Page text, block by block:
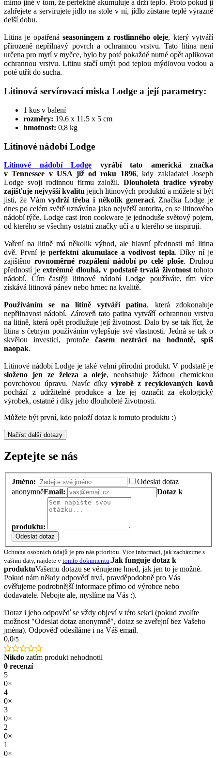
mimo jiné v tom, že perfektně akumuluje a drží teplo. Proto pokud ji
zahřejete a servírujete jídlo na stole v ní, jídlo zůstane teplé výrazně
delší dobu.
Litina je opatřenáseasoningem z rostlinného oleje, který vytváří
přirozeně nepřilnavý povrch a ochrannou vrstvu. Tato litina není
určena pro mytí v myčce, bylo by poté pokaždé nutné opět aplikovat
ochrannou vrstvu. Litinu stačí umýt pod teplou mýdlovou vodou a
poté utřít do sucha.
Litinová servírovací miska Lodge a její parametry:
1 kus v balení
rozměry: 19,6 x 11,5 x 5 cm
hmotnost: 0,8 kg
Litinové nádobí Lodge
Litinové nádobí Lodge vyrábí tato americká značka
v Tennessee v USA již od roku 1896, kdy zakladatel Joseph
Lodge svoji rodinnou firmu založil. Dlouholetá tradice výroby
zajišťuje nejvyšší kvalitu jejich litinových produktů a můžete si být
jisti, že Vámvydrží třeba i několik generací. Značka Lodge je
dnes po celém světě uznávána jako největší autorita, co se litinového
nádobí týče. Lodge cast iron cookware je jednoduše světový pojem,
od kterého se všechny ostatní značky učí a u kterého se inspirují.
Vaření na litině má několik výhod, ale hlavní přednosti má litina
dvě. První jeperfektní akumulace a vodivost tepla. Díky ní je
zajištěno rovnoměrné rozpálení nádobí po celé ploše. Druhou
předností je extrémně dlouhá, v podstatě trvalá životnosttohoto
nádobí. Čím častěji litinové nádobí Lodge používáte, tím více
získává litinová pánev nebo hrnec na kvalitě.
Používáním se na litině vytváří patina, která zdokonaluje
nepřilnavost nádobí. Zároveň tato patina vytváří ochrannou vrstvu
na litině, která opět prodlužuje její životnost. Dalo by se tak říct, že
litina s četným používáním vylepšuje své vlastnosti. Jedná se tak o
skvělou investici, protože časem neztrácí na hodnotě, spíš
naopak.
Litinové nádobí Lodge je také velmi přírodní produkt. V podstatě je
složeno jen ze železa a oleje, neobsahuje žádnou chemickou
povrchovou úpravu. Navíc díkyvýrobě z recyklovaných kovů
pochází z udržitelné produkce a lze jej označit za ekologický
výrobek, ostatně i díky jeho dlouholeté životnosti.
Můžete být první, kdo položí dotaz k tomuto produktu :)
Načíst další dotazy
Zeptejte se nás
Jméno:
Odeslat dotaz
anonymněEmail: Dotaz k
produktu:
Odeslat dotaz
Ochrana osobních údajů je pro nás prioritou. Více informací, jak zacházíme s
vašimi daty, najdete v tomto dokumentu Jak funguje dotaz k
produktuVašemu dotazu se věnujeme hned, jak jen to je možné.
Pokud nám někdy odpověď trvá, pravděpodobně pro Vás
ověřujeme podrobnější informace přímo od výrobce nebo
dodavatele. Nebojte ale, myslíme na Vás :).
Dotaz i jeho odpověď se vždy objeví v této sekci (pokud zvolíte
možnost "Odeslat dotaz anonymně", dotaz se zveřejní bez Vašeho
jména). Odpověď odesíláme i na Váš email.
0,0/5
Nikdo zatím produkt nehodnotil
0 recenzí
5
0×
4
0×
3
0×
2
0×
1
0×